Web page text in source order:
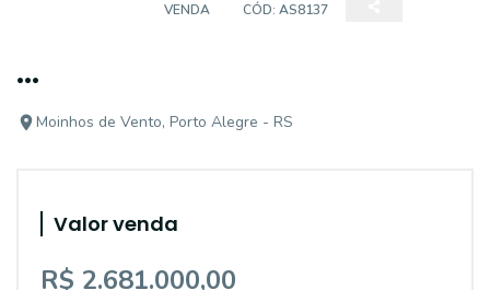
VENDA CÓD: AS8137
...
Moinhos de Vento, Porto Alegre - RS
Valor venda
R$ 2.681.000,00